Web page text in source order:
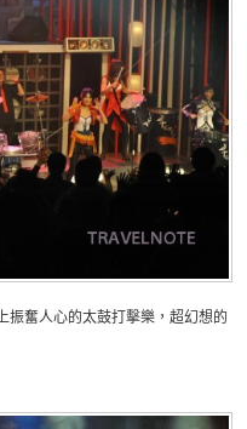
振奮人心的太鼓打擊樂，超幻想的